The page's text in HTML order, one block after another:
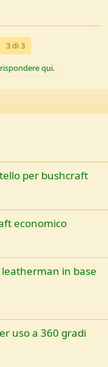
3 di 3
qui.
per bushcraft
economico
in base
uso a 360 gradi